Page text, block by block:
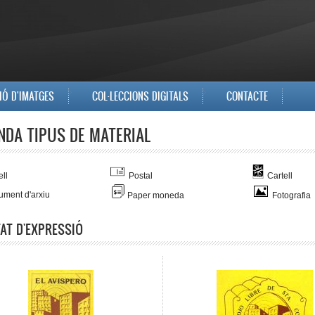
D'IMATGES COL·LECCIONS DIGITALS CONTACTE
TIPUS DE MATERIAL
Postal Cartell
d'arxiu
Paper moneda Fotografia
D'EXPRESSIÓ